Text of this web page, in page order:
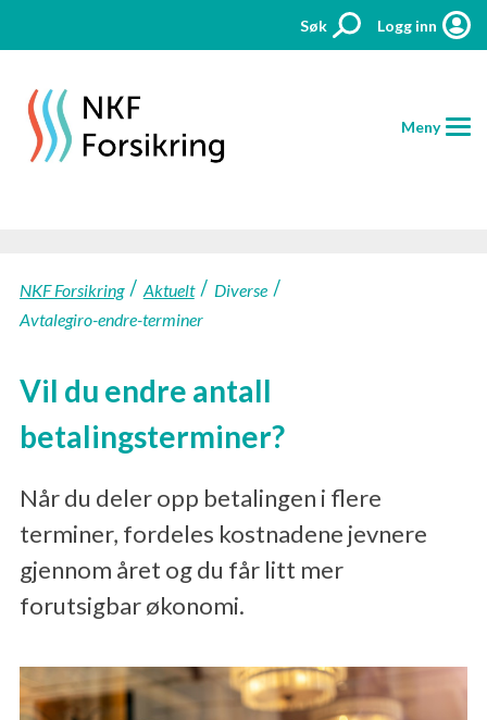
Søk Logg inn
Meny
FORSIKRINGER
AKTUELT
KONTAKT
MELD SKADE
NKF Forsikring Aktuelt
Diverse
Avtalegiro-endre-terminer
Vil du endre antall
betalingsterminer?
Når du deler opp betalingen i flere
terminer, fordeles kostnadene jevnere
gjennom året og du får litt mer
forutsigbar økonomi.